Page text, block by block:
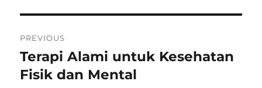
navigation
PREVIOUS
Previous
post:
Terapi Alami untuk Kesehatan
Fisik dan Mental